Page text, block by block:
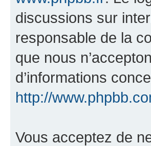
discussions sur
responsable de la
que nous
d’informations
http://
Vous acceptez de